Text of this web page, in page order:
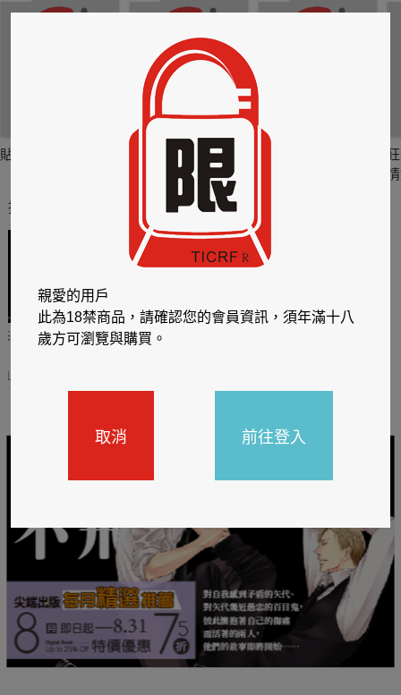
她倒想反過來好好「欺負」他??
貼身剪裁II：如癮
貼心情婦～魅惑之
推薦你買好東西
閱讀有禮，TCL平板送觸
親愛的用戶
此為18禁商品，請確認您的會員資訊，須年滿十八
歲方可瀏覽與購買。
取消 前往登入